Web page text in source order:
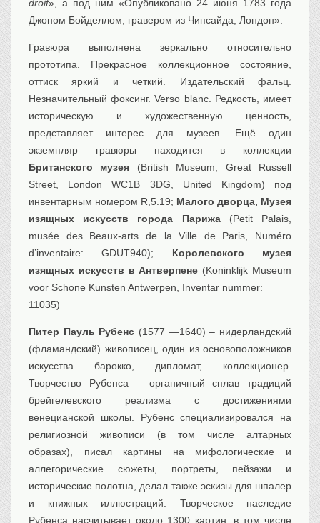
Выставочные экспонаты XVI-XIXв.
Досуг
Разное
droit», а под ним «Опубликовано 24 июня 1783 года
Джоном Бойделлом, гравером из Чипсайда, Лондон».
Гравюра выполнена зеркально относительно
прототипа. Прекрасное коллекционное состояние,
оттиск яркий и четкий. Издательский фальц.
Незначительный фоксинг. Verso blanc. Редкость, имеет
историческую и художественную ценность,
представляет интерес для музеев. Ещё один
экземпляр гравюры находится в коллекции
Британского музея (British Museum, Great Russell
Street, London WC1B 3DG, United Kingdom) под
инвентарным номером R,5.19; Малого дворца, Музея
изящных искусств города Парижа(Petit Palais,
musée des Beaux-arts de la Ville de Paris, Numéro
d’inventaire: GDUT940); Королевского музея
изящных искусств в Антверпене (Koninklijk Museum
voor Schone Kunsten Antwerpen, Inventar nummer:
11035)
Питер Пауль Рубенс (1577 —1640) – нидерландский
(фламандский) живописец, один из основоположников
искусства барокко, дипломат, коллекционер.
Творчество Рубенса – органичный сплав традиций
брейгелевского реализма с достижениями
венецианской школы. Рубенс специализировался на
религиозной живописи (в том числе алтарных
образах), писал картины на мифологические и
аллегорические сюжеты, портреты, пейзажи и
исторические полотна, делал также эскизы для шпалер
и книжных иллюстраций. Творческое наследие
Рубенса насчитывает около 1300 картин, в том числе